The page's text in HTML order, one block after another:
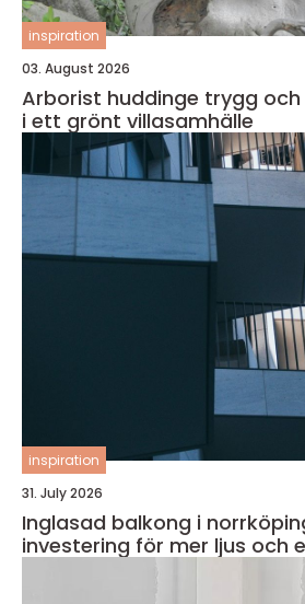
inspiration
03. August 2026
Arborist huddinge trygg och hållbar trädvård
i ett grönt villasamhälle
inspiration
31. July 2026
Inglasad balkong i norrköping
investering för mer ljus och